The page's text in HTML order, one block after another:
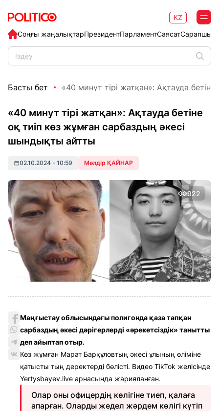
Соңғы жаңалықтарПрезидентПарламентСаясат
KZ
Басты бет «40 минут тірі жатқан»: Ақтауда бетіне
«40 минут тірі жатқан»: Ақтауда бетіне
оқ тиіп көз жұмған сарбаздың әкесі
шындықты айтты
02.10.2024 • 10:59 Мөлдір ҚАЙНАР
922
Маңғыстау облысындағы полигонда қаза тапқан
сарбаздың әкесі дәрігерлерді «әрекетсіздік» танытты
деп айыптап отыр.
Көз жұмған Марат Барқұловтың әкесі ұлының өліміне
қатысты тың деректерді бөлісті. Видео TikTok желісінде
Yertysbayev.live арнасында жарияланған.
Олар оны офицердің көлігіне тиеп, қалаға
апарған. Оларды жедел жәрдем көлігі күтіп